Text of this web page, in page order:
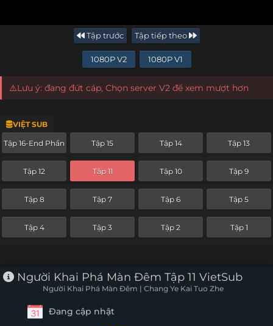
Tập trước Tập tiếp theo
1080P V2 1080P V1
⚠️Lưu ý: đang đứt cáp, Chọn server V2 để xem mượt hơn
VIỆT SUB
Tập 16-End Phần Tập 15 Tập 14 Tập 13
Tập 12 Tập 11 Tập 10 Tập 9
Tập 8 Tập 7 Tập 6 Tập 5
Tập 4 Tập 3 Tập 2 Tập 1
Người Khai Phá Màn Đêm Tập 11 VietSub
Người Khai Phá Màn Đêm | Chang Ye Kai Tuo Zhe
Đang cập nhật